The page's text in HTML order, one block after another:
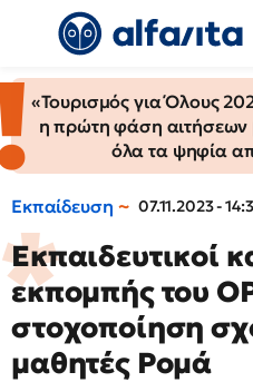
«Τουρισμός για Όλους
η πρώτη φάση αιτήσεων
όλα τα ψηφία
Εκπαίδευση 07.11.2023 -
Εκπαιδευτικοί
εκπομπής του
στοχοποίηση
μαθητές Ρομά